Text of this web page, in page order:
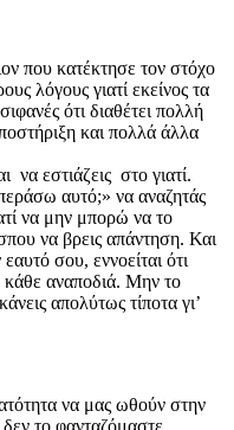
που κατέκτησε τον στόχο
λόγους γιατί εκείνος τα
ότι διαθέτει πολλή
και πολλά άλλα
εστιάζεις στο γιατί.
αυτό;» να αναζητάς
να μην μπορώ να το
να βρεις απάντηση. Και
σου, εννοείται ότι
κάθε αναποδιά. Μην το
απολύτως τίποτα γι’
να μας ωθούν στην